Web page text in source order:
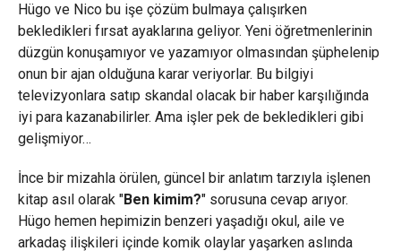
Hügo ve Nico bu işe çözüm bulmaya çalışırken
bekledikleri fırsat ayaklarına geliyor. Yeni öğretmenlerinin
düzgün konuşamıyor ve yazamıyor olmasından şüphelenip
onun bir ajan olduğuna karar veriyorlar. Bu bilgiyi
televizyonlara satıp skandal olacak bir haber karşılığında
iyi para kazanabilirler. Ama işler pek de bekledikleri gibi
gelişmiyor…
İnce bir mizahla örülen, güncel bir anlatım tarzıyla işlenen
kitap asıl olarak "Ben kimim?" sorusuna cevap arıyor.
Hügo hemen hepimizin benzeri yaşadığı okul, aile ve
arkadaş ilişkileri içinde komik olaylar yaşarken aslında